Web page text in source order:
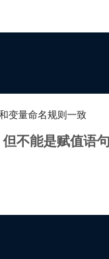
变量命名规则一致
不能是赋值语句